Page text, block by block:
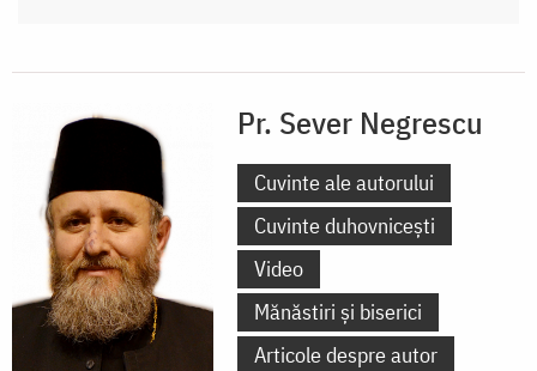
Pr. Sever Negrescu
Cuvinte ale autorului
Cuvinte duhovnicești
Video
Mănăstiri și biserici
Articole despre autor